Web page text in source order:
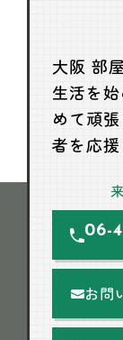
大阪 部
生活を
めて頑
者を応援
06-
お問